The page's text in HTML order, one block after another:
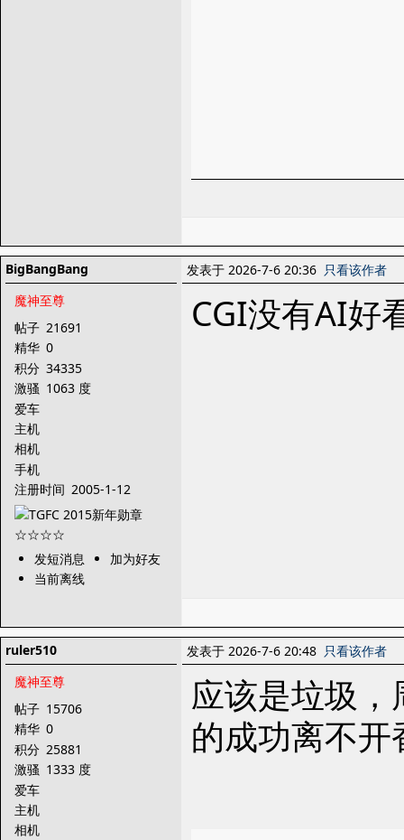
BigBangBang
魔神至尊
帖子 21691
精华 0
积分 34335
激骚 1063 度
爱车
主机
相机
手机
注册时间 2005-1-12
发短消息
加为好友
当前离线
发表于 2026-7-6 20:36 只看该作者
CGI没有AI好
ruler510
魔神至尊
帖子 15706
精华 0
积分 25881
激骚 1333 度
爱车
主机
相机
发表于 2026-7-6 20:48 只看该作者
应该是垃圾
的成功离不